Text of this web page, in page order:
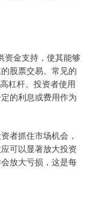
资金支持，使其能够
股票交易。常见的
杠杆。投资者使用
的利息或费用作为
者抓住市场机会，
可以显著放大投资
放大亏损，这是每